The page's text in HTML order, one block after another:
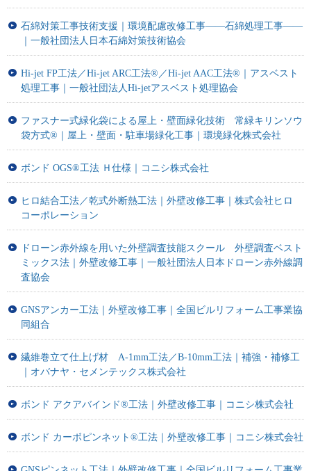
石綿対策工事技術支援｜環境配慮改修工事――石綿処理工事――
｜一般社団法人日本石綿対策技術協会
Hi-jet FP工法／Hi-jet ARC工法®／Hi-jet AAC工法®｜アスベスト
処理工事｜一般社団法人Hi-jetアスベスト処理協会
ファスナー式緑化袋による屋上・壁面緑化技術 常緑キリンソウ
袋方式®｜屋上・壁面・駐車場緑化工事｜環境緑化株式会社
ボンド OGS®工法 Ｈ仕様｜コニシ株式会社
ヒロ結合工法／乾式外断熱工法｜外壁改修工事｜株式会社ヒロ
コーポレーション
ドローン赤外線を用いた外壁調査技能スクール 外壁調査ベスト
ミックス法｜外壁改修工事｜一般社団法人日本ドローン赤外線調
査協会
GNSアンカー工法｜外壁改修工事｜全国ビルリフォーム工事業協
同組合
繊維巻立て仕上げ材 A-1mm工法／B-10mm工法｜補強・補修工
｜オバナヤ・セメンテックス株式会社
ボンド アクアバインド®工法｜外壁改修工事｜コニシ株式会社
ボンド カーボピンネット®工法｜外壁改修工事｜コニシ株式会社